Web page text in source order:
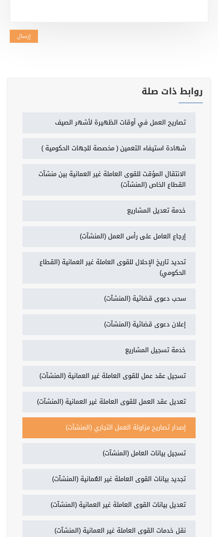
إرسال
روابط ذات صلة
تصاريح العمل في أوقات الظهيرة لأشهر الصيف
شهادة استيفاء التعمين ( مخصصة للجهات الحكومية )
الانتقال المؤقت للقوى العاملة غير العمانية بين منشآت
القطاع الخاص (المنشآت)
خدمة تعديل المشاريع
إرجاع العامل على رأس العمل (المنشآت)
تحديد تاريخ الإحلال للقوى العاملة غير العمانية (القطاع
الحكومي)
سحب دعوى قضائية (المنشآت)
إعلان دعوى قضائية (المنشآت)
خدمة تسجيل المشاريع
تسجيل عقد عمل للقوى العاملة غير العمانية (المنشآت)
تعديل عقد العمل للقوى العاملة غير العمانية (المنشآت)
إصدار تصاريح مزاولة العمل التجاري (المنشآت)
تسجيل بيانات العامل (المنشآت)
تجديد بيانات القوى العاملة غير العُمانية (المنشآت)
تعديل بيانات القوى العاملة غير العمانية (المنشآت)
نقل خدمات القوى العاملة غير العمانية (المنشآت)